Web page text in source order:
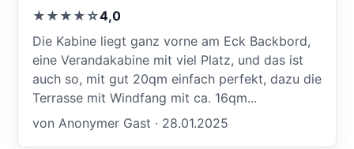
★★★★☆4,0
Die Kabine liegt ganz vorne am Eck Backbord,
eine Verandakabine mit viel Platz, und das ist
auch so, mit gut 20qm einfach perfekt, dazu die
Terrasse mit Windfang mit ca. 16qm...
von Anonymer Gast · 28.01.2025